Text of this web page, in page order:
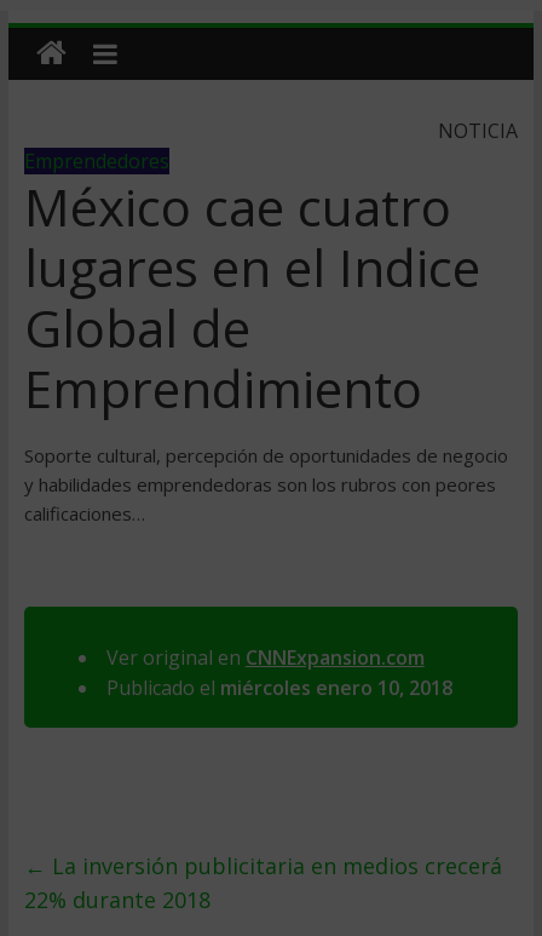
NOTICIA
Emprendedores
México cae cuatro
lugares en el Indice
Global de
Emprendimiento
Soporte cultural, percepción de oportunidades de negocio
y habilidades emprendedoras son los rubros con peores
calificaciones…
Ver original en CNNExpansion.com
Publicado el miércoles enero 10, 2018
← La inversión publicitaria en medios crecerá
22% durante 2018